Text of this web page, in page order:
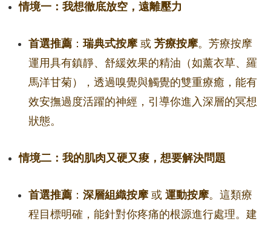
情境一：我想徹底放空，遠離壓力
首選推薦 ： 瑞典式按摩或 芳療按摩。芳療按摩
運用具有鎮靜、舒緩效果的精油（如薰衣草、羅
馬洋甘菊），透過嗅覺與觸覺的雙重療癒，能有
效安撫過度活躍的神經，引導你進入深層的冥想
狀態。
情境二：我的肌肉又硬又痠，想要解決問題
首選推薦 ： 深層組織按摩或 運動按摩。這類療
程目標明確，能針對你疼痛的根源進行處理。建